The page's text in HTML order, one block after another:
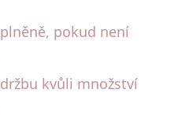
pokud není
kvůli množství